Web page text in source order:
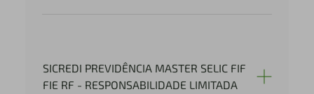
SICREDI PREVIDÊNCIA MASTER SELIC FIF
FIE RF - RESPONSABILIDADE LIMITADA